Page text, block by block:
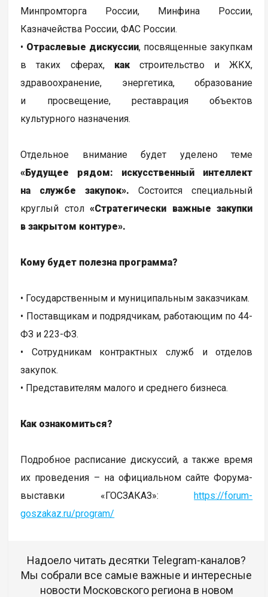
Минпромторга России, Минфина России,
Казначейства России, ФАС России.
• Отраслевые дискуссии, посвященные закупкам
в таких сферах, какстроительство и ЖКХ,
здравоохранение, энергетика, образование
и просвещение, реставрация объектов
культурного назначения.
Отдельное внимание будет уделено теме
«Будущее рядом: искусственный интеллект
на службе закупок».Состоится специальный
круглый стол«Стратегически важные закупки
в закрытом контуре».
Кому будет полезна программа?
• Государственным и муниципальным заказчикам.
• Поставщикам и подрядчикам, работающим по 44-
ФЗ и 223-ФЗ.
• Сотрудникам контрактных служб и отделов
закупок.
• Представителям малого и среднего бизнеса.
Как ознакомиться?
Подробное расписание дискуссий, а также время
их проведения – на официальном сайте Форума-
выставки «ГОСЗАКАЗ»:https://forum-
goszakaz.ru/program/
Надоело читать десятки Telegram-каналов?
Мы собрали все самые важные и интересные
новости Московского региона в новом